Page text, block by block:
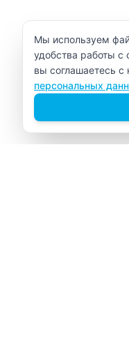
Уведомление об
Мы используем
удобства работы с
вы соглашаетесь с
персональных